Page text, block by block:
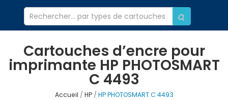
Cartouches d’encre pour
imprimante HP PHOTOSMART
C 4493
Accueil HP HP PHOTOSMART C 4493